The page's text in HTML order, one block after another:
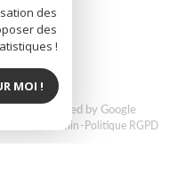
powered by Google
Admin Politique RGPD
des
des
!
MOI !